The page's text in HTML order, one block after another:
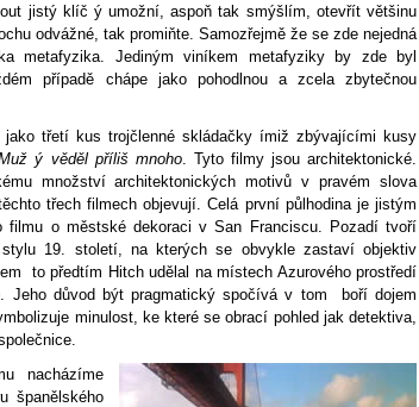
jistý klíč ý umožní, aspoň tak smýšlím, otevřít většinu
odvážné, tak promiňte. Samozřejmě že se zde nejedná
metafyzika. Jediným viníkem metafyziky by zde byl
případě chápe jako pohodlnou a zcela zbytečnou
třetí kus trojčlenné skládačky ímiž zbývajícími kusy
ý věděl příliš mnoho. Tyto filmy jsou architektonické.
množství architektonických motivů v pravém slova
třech filmech objevují. Celá první půlhodina je jistým
filmu o městské dekoraci v San Franciscu. Pozadí tvoří
19. století, na kterých se obvykle zastaví objektiv
to předtím Hitch udělal na místech Azurového prostředí
. Jeho důvod být pragmatický spočívá v tom boří dojem
minulost, ke které se obrací pohled jak detektiva,
nacházíme
španělského